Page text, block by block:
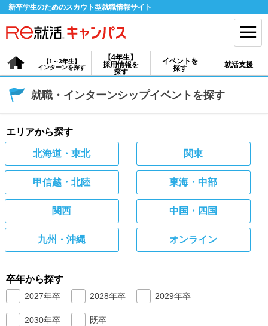
新卒学生のためのスカウト型就職情報サイト
【4年生】
採用情報を
探す
【1～3年生】
インターンを探す
イベントを
探す
就活支援
会員登録 ログイン
会員ID・パスワードを忘れた方はこちら
探す
【4年生】
採用情報を探す
【4年生】
【1～3年生】
インターンを探す
スカウト
就活支援
就職・インターンシップイベントを探す
エリアから探す
北海道・東北 関東
甲信越・北陸 東海・中部
関西 中国・四国
九州・沖縄 オンライン
卒年から探す
2027年卒 2028年卒 2029年卒
2030年卒 既卒